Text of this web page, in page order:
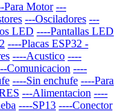
Para Motor ---
---Osciladores ---
LED ----Pantallas LED
----Placas ESP32 -
----Acustico ----
Comunicacion ----
----Sin enchufe ----Para
---Alimentacion ----
----SP13 ----Conector